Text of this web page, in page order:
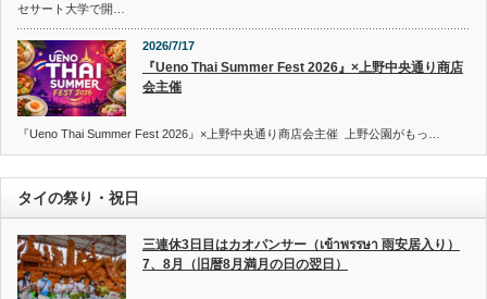
セサート大学で開…
2026/7/17
『Ueno Thai Summer Fest 2026』×上野中央通り商店
会主催
『Ueno Thai Summer Fest 2026』×上野中央通り商店会主催 上野公園がもっ…
タイの祭り・祝日
三連休3日目はカオパンサー（เข้าพรรษา 雨安居入り）
7、8月（旧暦8月満月の日の翌日）